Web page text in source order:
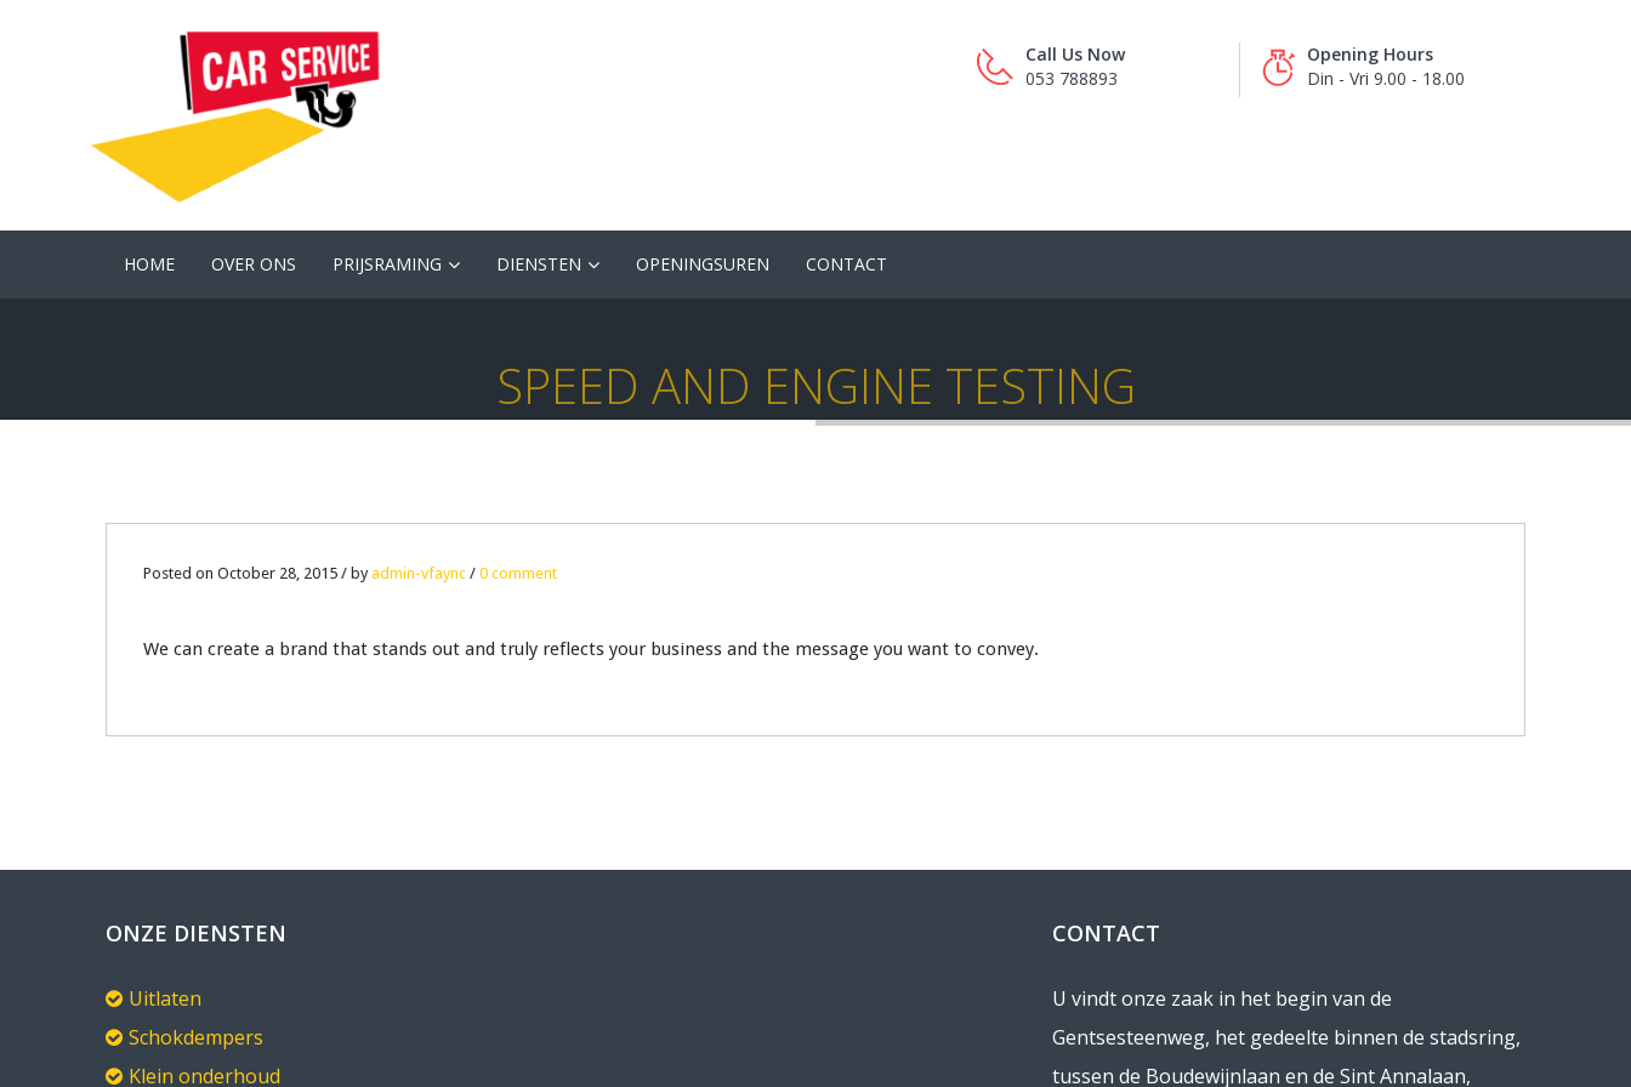
Call Us Now
053 788893
Opening Hours
Din - Vri 9.00 - 18.00
HOME OVER ONS PRIJSRAMING DIENSTEN OPENINGSUREN CONTACT
SPEED AND ENGINE TESTING
28
Posted on October 28, 2015 / byadmin-vfaync / 0 comment
We can create a brand that stands out and truly reflects your business and the message you want to convey.
ONZE DIENSTEN
Uitlaten
Schokdempers
Klein onderhoud
CONTACT
U vindt onze zaak in het begin van de
Gentsesteenweg, het gedeelte binnen de stadsring,
tussen de Boudewijnlaan en de Sint Annalaan,